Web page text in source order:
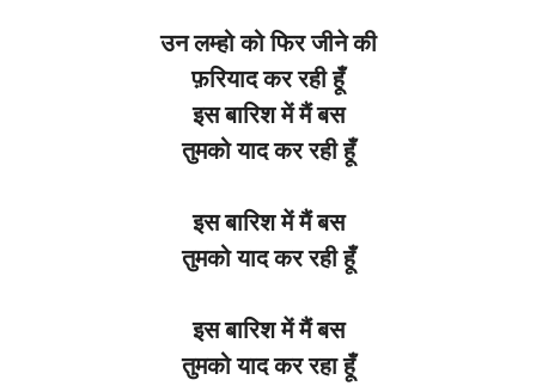
उन लम्हो को फिर जीने की
फ़रियाद कर रही हूँ
इस बारिश में मैं बस
तुमको याद कर रही हूँ
इस बारिश में मैं बस
तुमको याद कर रही हूँ
इस बारिश में मैं बस
तुमको याद कर रहा हूँ